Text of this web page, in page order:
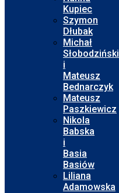
Kupiec
Szymon
Dłubak
Michał
Słobodziński
i
Mateusz
Bednarczyk
Mateusz
Paszkiewicz
Nikola
Babska
i
Basia
Basiów
Liliana
Adamowska